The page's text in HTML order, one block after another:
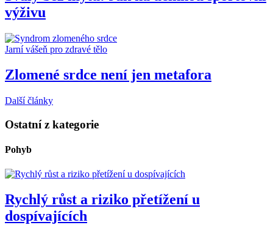
výživu
Jarní vášeň pro zdravé tělo
Zlomené srdce není jen metafora
Další články
Ostatní z kategorie
Pohyb
Rychlý růst a riziko přetížení u
dospívajících